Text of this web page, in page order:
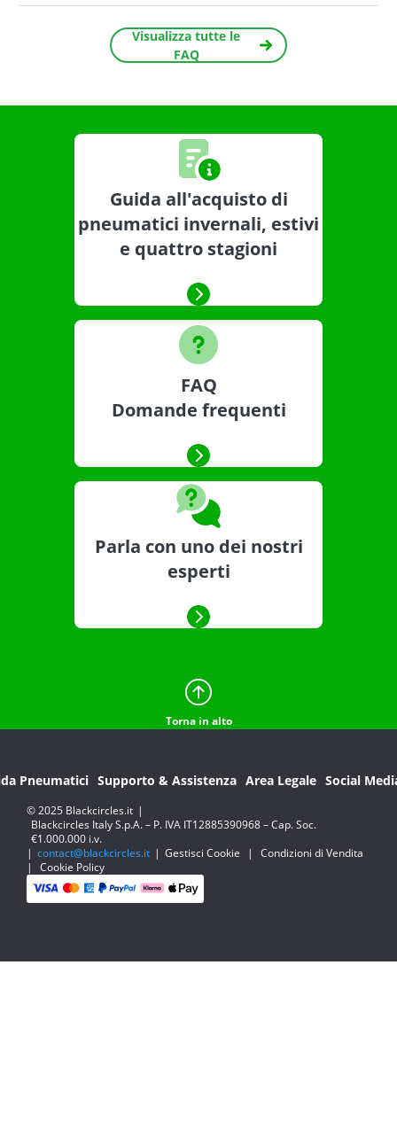
Visualizza tutte le
FAQ
Guida all'acquisto di
pneumatici invernali, estivi
e quattro stagioni
FAQ
Domande frequenti
Parla con uno dei nostri
esperti
Torna in alto
Pneumatici Supporto & Assistenza Area Legale Social
© 2025 Blackcircles.it |
Blackcircles Italy S.p.A. – P. IVA IT12885390968 – Cap. Soc.
€1.000.000 i.v.
| contact@blackcircles.it | Gestisci Cookie |
Condizioni di Vendita
|
Cookie Policy